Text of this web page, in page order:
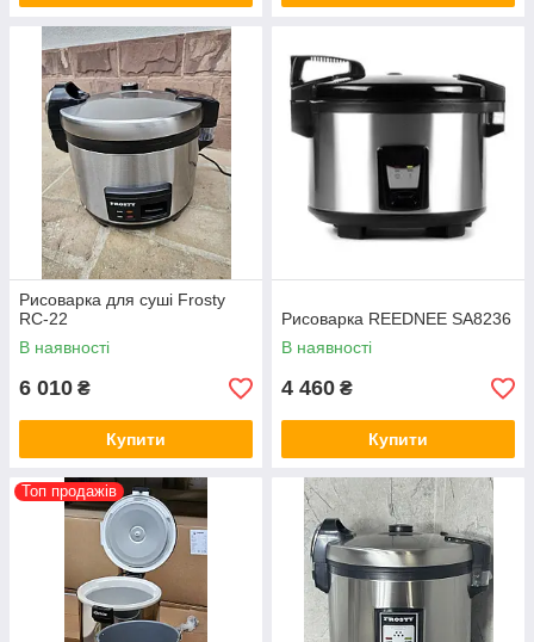
Рисоварка для суші Frosty
RC-22
В наявності
6 010 ₴
Купити
Рисоварка REEDNEE SA8236
В наявності
4 460 ₴
Купити
Топ продажів